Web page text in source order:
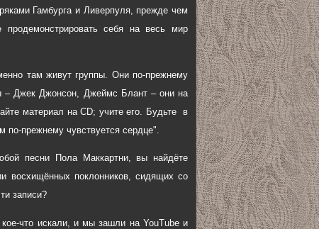
Гамбурга и Ливерпуля, прежде чем
себя на весь мир
там живут группы. Они по-прежнему
– Джек Джонсон, Джеймс Блант – они на
материал на CD; учите его. Будьте в
по-прежнему чувствуется сердце".
песни Пола Маккартни, вы найдёте
восхищённых поклонников, сидящих со
записи?
что искали, и мы зашли на YouTube и